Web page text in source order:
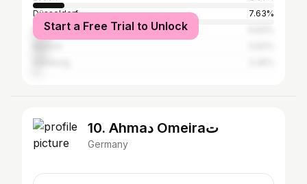
Düsseldorf
7.63%
Berlin
Start a Free Trial to Unlock
10. Ahmaد Omeiraت
Germany